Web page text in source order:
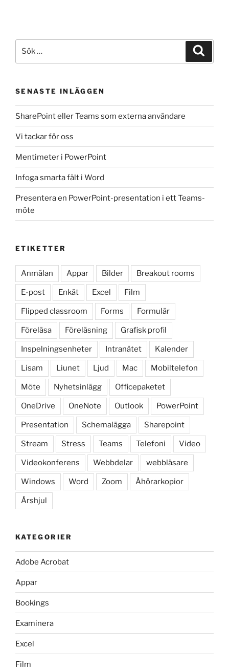
efter:
SENASTE INLÄGGEN
SharePoint eller Teams som externa användare
Vi tackar för oss
Mentimeter i PowerPoint
Infoga smarta fält i Word
Presentera en PowerPoint-presentation i ett Teams-
möte
ETIKETTER
Anmälan Appar Bilder Breakout rooms
E-post Enkät Excel Film
Flipped classroom Forms Formulär
Föreläsa Föreläsning Grafisk profil
Inspelningsenheter Intranätet Kalender
Lisam Liunet Ljud Mac Mobiltelefon
Möte Nyhetsinlägg Officepaketet
OneDrive OneNote Outlook PowerPoint
Presentation Schemalägga Sharepoint
Stream Stress Teams Telefoni Video
Videokonferens Webbdelar webbläsare
Windows Word Zoom Åhörarkopior
Årshjul
KATEGORIER
Adobe Acrobat
Appar
Bookings
Examinera
Excel
Film